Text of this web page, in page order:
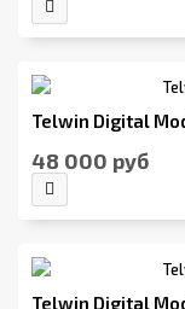
Telwin Digital
48 000 руб
Telwin Digital